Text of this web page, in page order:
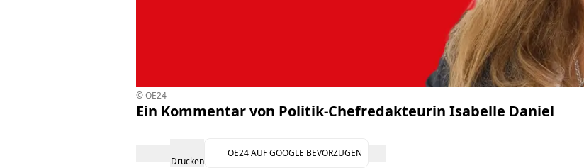
© OE24
Ein Kommentar von Politik-Chefredakteurin Isabelle Daniel
Drucken
OE24 AUF GOOGLE BEVORZUGEN